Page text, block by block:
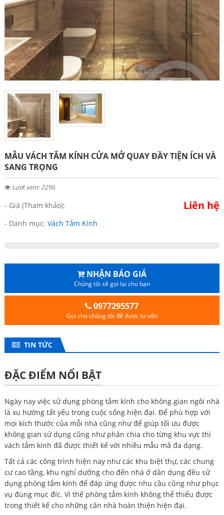
MẪU VÁCH TẮM KÍNH CỬA MỞ QUAY ĐẦY TIỆN ÍCH VÀ
SANG TRỌNG
Lượt xem: 2296
- Giá (Tham khảo): Liên hệ
- Danh mục: Vách Tắm Kính
NHẬN BÁO GIÁ
Chúng tôi sẽ gọi lại cho bạn
0977295577
Gọi cho chúng tôi để được tư vấn
TIN TỨC
ĐẶC ĐIỂM NỔI BẬT
Ngày nay việc sử dụng phòng tắm kính cho không gian ngôi nhà
là xu hướng tất yếu trong cuộc sống hiện đại. Để phù hợp với
mọi kích thước của mỗi nhà cũng như để giúp tối ưu được
không gian sử dụng cũng như phân chia cho từng khu vực thì
vách tắm kính đã được thiết kế với nhiều mẫu mã đa dạng.
Tất cả các công trình hiện nay như các khu biệt thự, các chung
cư cao tầng, khu nghỉ dưỡng cho đến nhà ở dân dụng đều sử
dụng phòng tắm kính để đáp ứng được nhu cầu cũng như phục
vụ đúng mục đíc. Vì thế phòng tắm kính không thể thiếu được
trong thiết kế cho những căn nhà hoàn thiện hiện đại.